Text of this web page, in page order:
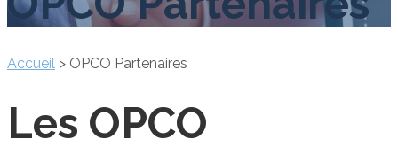
Accueil > OPCO Partenaires
Les OPCO